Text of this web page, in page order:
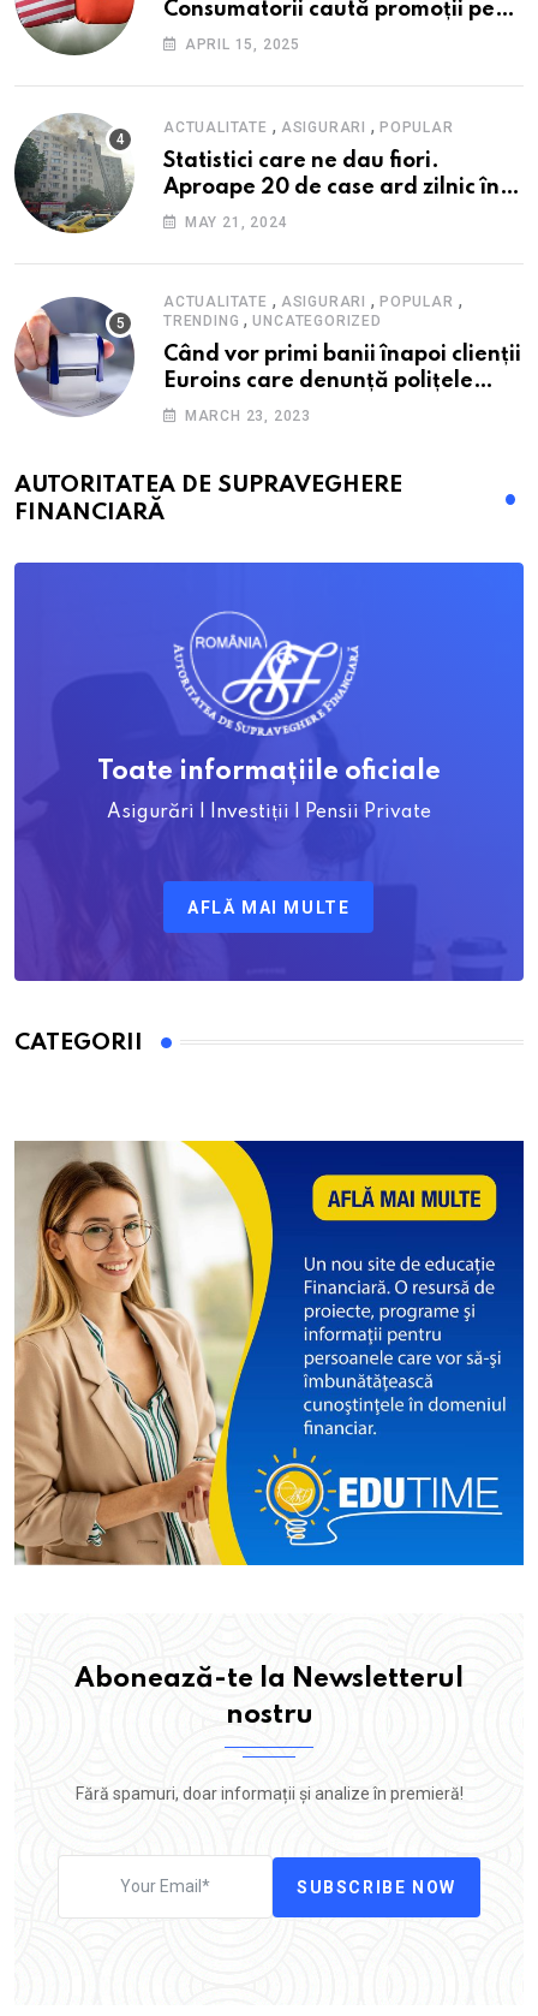
Consumatorii caută promoții pe
fondul scumpirilor, mai ales la
APRIL 15, 2025
ACTUALITATE , ASIGURARI ,POPULAR
Statistici care ne dau fiori.
Aproape 20 de case ard zilnic în
România, iar pagubele au
nici 40 de lei pe lună
MAY 21, 2024
ACTUALITATE , ASIGURARI ,POPULAR ,
TRENDING ,UNCATEGORIZED
Când vor primi banii înapoi clienții
Euroins care denunță polițele
RCA? Toți pașii și toate termenele
MARCH 23, 2023
AUTORITATEA DE SUPRAVEGHERE
FINANCIARĂ
Toate informațiile oficiale
Asigurări | Investiții | Pensii Private
AFLĂ MAI MULTE
CATEGORII
Abonează-te la Newsletterul
nostru
Fără spamuri, doar informații și analize în premieră!
SUBSCRIBE NOW